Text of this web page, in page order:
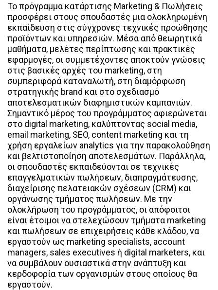
Το πρόγραμμα κατάρτισης Marketing & Πωλήσεις
προσφέρει στους σπουδαστές μια ολοκληρωμένη
εκπαίδευση στις σύγχρονες τεχνικές προώθησης
προϊόντων και υπηρεσιών. Μέσα από θεωρητικά
μαθήματα, μελέτες περίπτωσης και πρακτικές
εφαρμογές, οι συμμετέχοντες αποκτούν γνώσεις
στις βασικές αρχές του marketing, στη
συμπεριφορά καταναλωτή, στη διαμόρφωση
στρατηγικής brand και στο σχεδιασμό
αποτελεσματικών διαφημιστικών καμπανιών.
Σημαντικό μέρος του προγράμματος αφιερώνεται
στο digital marketing, καλύπτοντας social media,
email marketing, SEO, content marketing και τη
χρήση εργαλείων analytics για την παρακολούθηση
και βελτιστοποίηση αποτελεσμάτων. Παράλληλα,
οι σπουδαστές εκπαιδεύονται σε τεχνικές
επαγγελματικών πωλήσεων, διαπραγμάτευσης,
διαχείρισης πελατειακών σχέσεων (CRM) και
οργάνωσης τμήματος πωλήσεων. Με την
ολοκλήρωση του προγράμματος, οι απόφοιτοι
είναι έτοιμοι να στελεχώσουν τμήματα marketing
και πωλήσεων σε επιχειρήσεις κάθε κλάδου, να
εργαστούν ως marketing specialists, account
managers, sales executives ή digital marketers, και
να συμβάλουν ουσιαστικά στην ανάπτυξη και
κερδοφορία των οργανισμών στους οποίους θα
εργαστούν.